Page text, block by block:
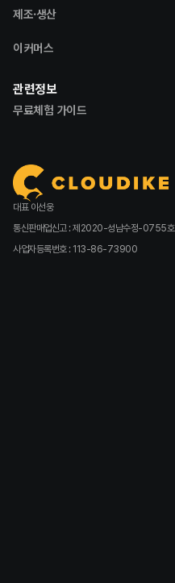
제조·생산
이커머스
관련정보
무료체험 가이드
대표 이선웅
통신판매업신고 : 제2020-성남수정-0755호
사업자등록번호 : 113-86-73900